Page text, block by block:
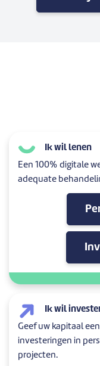
Ik wil lenen
Een 100% digitale
adequate
Ik wil
Geef uw kapitaal
investeringen in
projecten.